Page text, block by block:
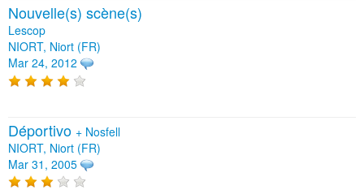
Nouvelle(s) scène(s)
Lescop
NIORT, Niort (FR)
Mar 24, 2012
Déportivo + Nosfell
NIORT, Niort (FR)
Mar 31, 2005